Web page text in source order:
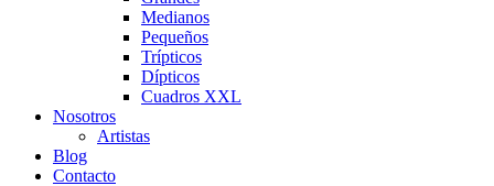
Medianos
Pequeños
Trípticos
Dípticos
Cuadros XXL
Nosotros
Artistas
Blog
Contacto